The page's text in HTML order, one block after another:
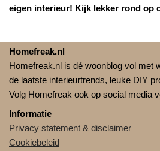
eigen interieur! Kijk lekker rond op
Homefreak.nl
Homefreak.nl is dé woonblog vol met
de laatste interieurtrends, leuke DIY
Volg Homefreak ook op social media
Informatie
Privacy statement & disclaimer
Cookiebeleid